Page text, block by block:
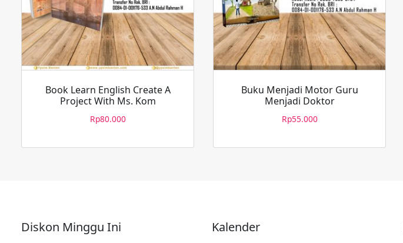
Book Learn English Create A
Project With Ms. Kom
Rp80.000
Buku Menjadi Motor Guru
Menjadi Doktor
Rp55.000
Diskon Minggu Ini Kalender